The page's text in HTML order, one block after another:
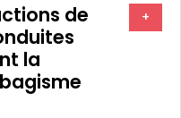
de
la
+